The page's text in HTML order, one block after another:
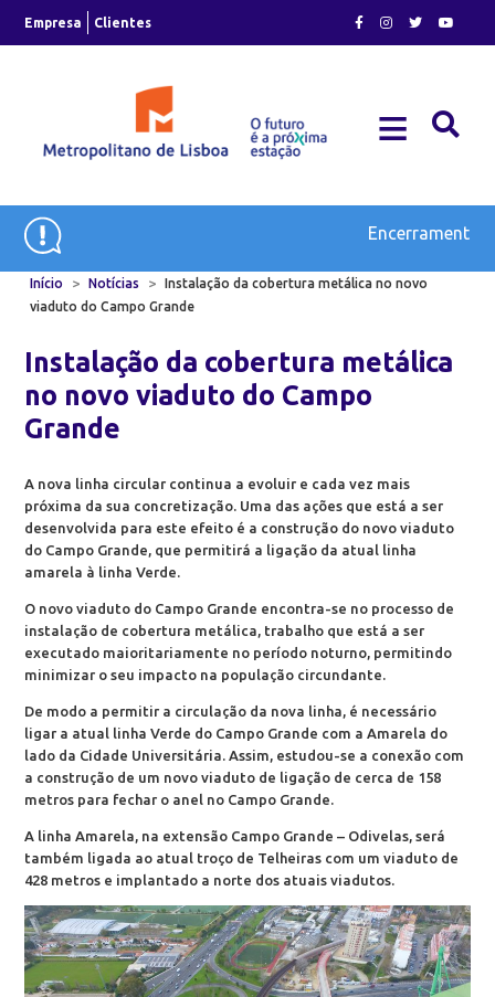
Empresa Clientes
Plano de Expansão e Modernização do Metro
≡
Encerramento
Início > Notícias >
Instalação da cobertura metálica no novo
viaduto do Campo Grande
Instalação da cobertura metálica
no novo viaduto do Campo
Grande
A nova linha circular continua a evoluir e cada vez mais
próxima da sua concretização. Uma das ações que está a ser
desenvolvida para este efeito é a construção do novo viaduto
do Campo Grande, que permitirá a ligação da atual linha
amarela à linha Verde.
O novo viaduto do Campo Grande encontra-se no processo de
instalação de cobertura metálica, trabalho que está a ser
executado maioritariamente no período noturno, permitindo
minimizar o seu impacto na população circundante.
De modo a permitir a circulação da nova linha, é necessário
ligar a atual linha Verde do Campo Grande com a Amarela do
lado da Cidade Universitária. Assim, estudou-se a conexão com
a construção de um novo viaduto de ligação de cerca de 158
metros para fechar o anel no Campo Grande.
A linha Amarela, na extensão Campo Grande – Odivelas, será
também ligada ao atual troço de Telheiras com um viaduto de
428 metros e implantado a norte dos atuais viadutos.